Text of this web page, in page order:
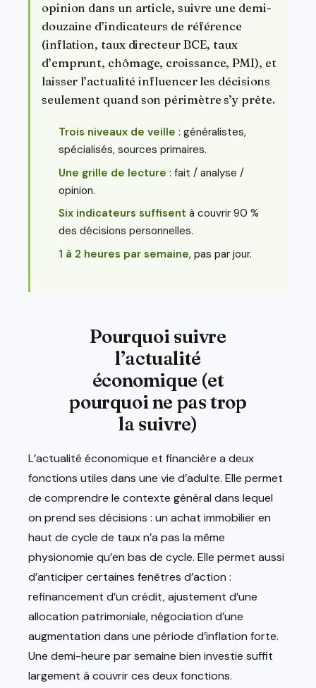
opinion dans un article, suivre une demi-
douzaine d’indicateurs de référence
(inflation, taux directeur BCE, taux
d’emprunt, chômage, croissance, PMI), et
laisser l’actualité influencer les décisions
seulement quand son périmètre s’y prête.
Trois niveaux de veille : généralistes,
spécialisés, sources primaires.
Une grille de lecture : fait / analyse /
opinion.
Six indicateurs suffisent à couvrir 90 %
des décisions personnelles.
1 à 2 heures par semaine, pas par jour.
Pourquoi suivre
l’actualité
économique (et
pourquoi ne pas trop
la suivre)
L’actualité économique et financière a deux
fonctions utiles dans une vie d’adulte. Elle permet
de comprendre le contexte général dans lequel
on prend ses décisions : un achat immobilier en
haut de cycle de taux n’a pas la même
physionomie qu’en bas de cycle. Elle permet aussi
d’anticiper certaines fenêtres d’action :
refinancement d’un crédit, ajustement d’une
allocation patrimoniale, négociation d’une
augmentation dans une période d’inflation forte.
Une demi-heure par semaine bien investie suffit
largement à couvrir ces deux fonctions.